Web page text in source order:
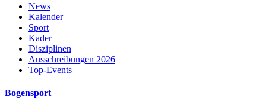
News
Kalender
Sport
Kader
Disziplinen
Ausschreibungen 2026
Top-Events
Bogensport